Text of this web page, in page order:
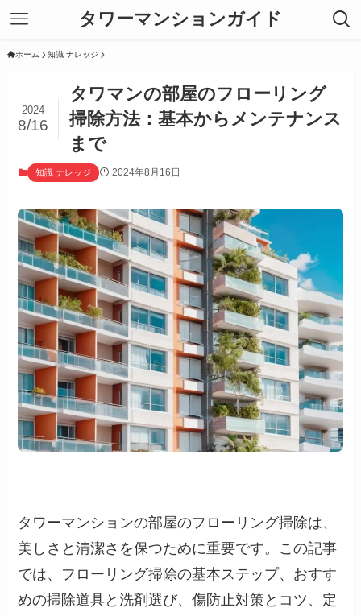
タワーマンションガイド
ホーム 知識 ナレッジ
タワマンの部屋のフローリング
掃除方法：基本からメンテナンス
まで
2024
8/16
知識 ナレッジ 2024年8月16日
タワーマンションの部屋のフローリング掃除は、
美しさと清潔さを保つために重要です。この記事
では、フローリング掃除の基本ステップ、おすす
めの掃除道具と洗剤選び、傷防止対策とコツ、定